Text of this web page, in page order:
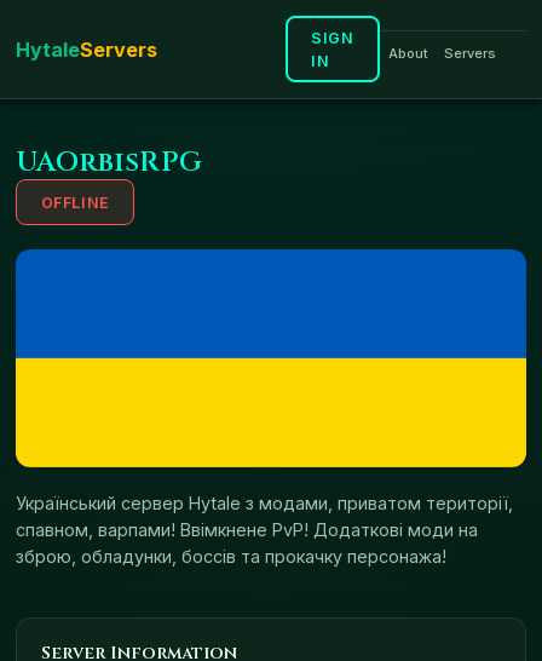
HytaleServers About Servers
SIGN
IN
UAOrbisRPG
OFFLINE
Український сервер Hytale з модами, приватом території,
спавном, варпами! Ввімкнене PvP! Додаткові моди на
зброю, обладунки, боссів та прокачку персонажа!
Server Information